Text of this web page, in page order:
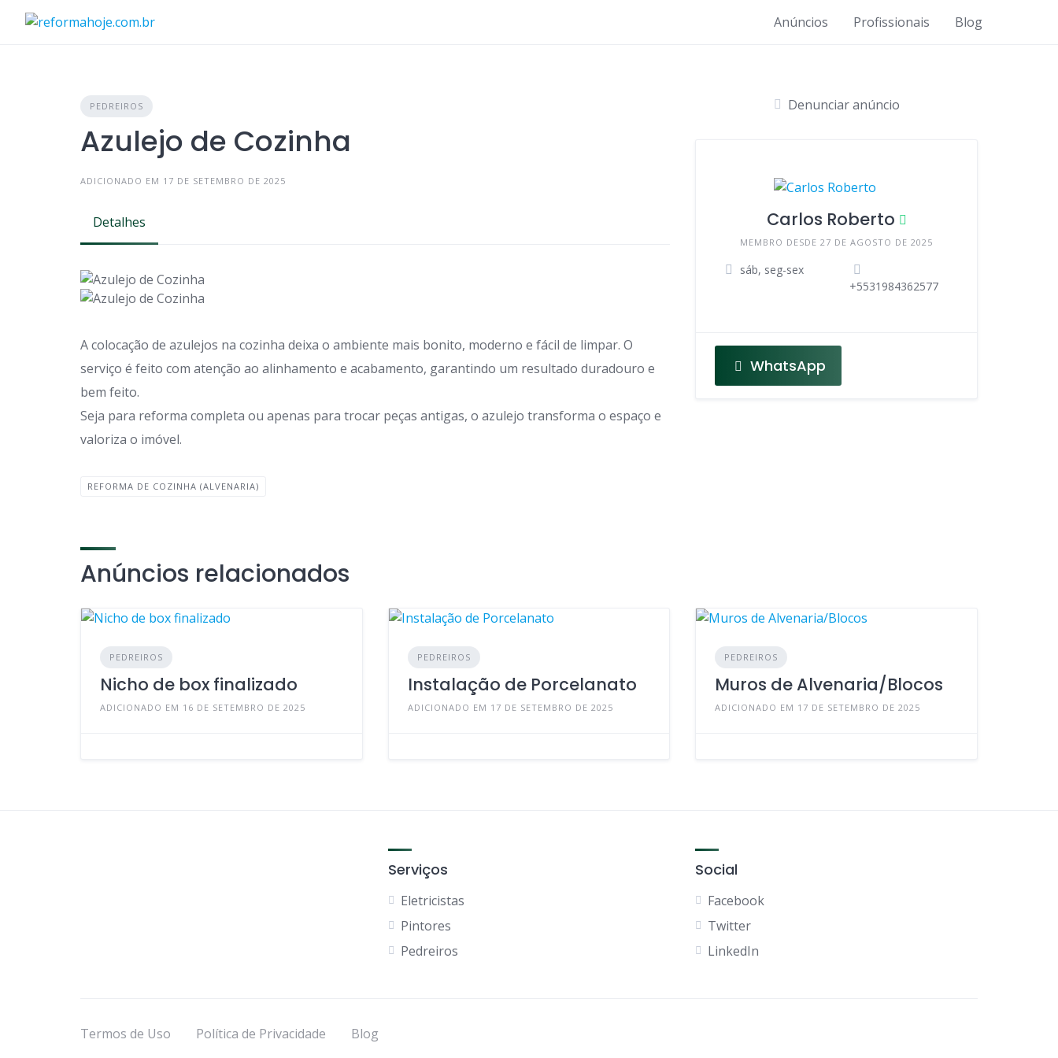
Anúncios Profissionais Blog
PEDREIROS
Azulejo de Cozinha
ADICIONADO EM 17 DE SETEMBRO DE 2025
Detalhes
A colocação de azulejos na cozinha deixa o ambiente mais bonito, moderno e fácil de limpar. O
serviço é feito com atenção ao alinhamento e acabamento, garantindo um resultado duradouro e
bem feito.
Seja para reforma completa ou apenas para trocar peças antigas, o azulejo transforma o espaço e
valoriza o imóvel.
REFORMA DE COZINHA (ALVENARIA)
Denunciar anúncio
Carlos Roberto
MEMBRO DESDE 27 DE AGOSTO DE 2025
sáb, seg-sex
+5531984362577
WhatsApp
Anúncios relacionados
PEDREIROS
Nicho de box finalizado
ADICIONADO EM 16 DE SETEMBRO DE 2025
PEDREIROS
Instalação de Porcelanato
ADICIONADO EM 17 DE SETEMBRO DE 2025
PEDREIROS
Muros de Alvenaria/Blocos
ADICIONADO EM 17 DE SETEMBRO DE 2025
Serviços
Eletricistas
Pintores
Pedreiros
Social
Facebook
Twitter
LinkedIn
Termos de Uso Política de Privacidade Blog